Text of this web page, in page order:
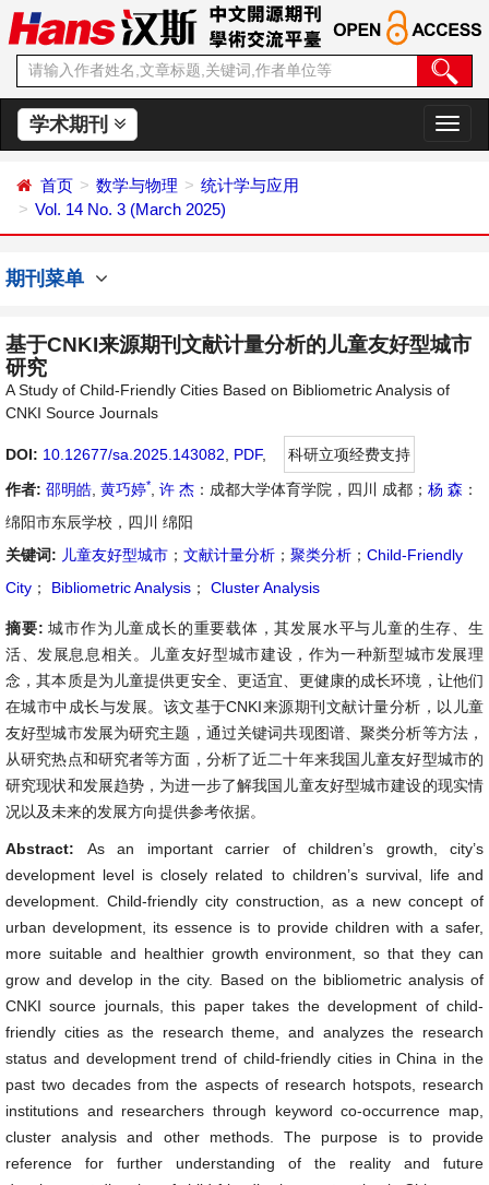
学术期刊
切
换
首页 数学与物理
统计学与应用
Vol. 14 No. 3 (March 2025)
期刊菜单
基于CNKI来源期刊文献计量分析的儿童友好型城市
研究
A Study of Child-Friendly Cities Based on Bibliometric Analysis of
CNKI Source Journals
DOI: 10.12677/sa.2025.143082 PDF,
科研立项经费支持
作者: 邵明皓 黄巧婷* 许 杰 ：成都大学体育学院，四川 成都； 杨 森 ：
绵阳市东辰学校，四川 绵阳
关键词: 儿童友好型城市 ； 文献计量分析 ； 聚类分析 ； Child-Friendly
City ； Bibliometric Analysis ； Cluster Analysis
摘要:城市作为儿童成长的重要载体，其发展水平与儿童的生存、生
活、发展息息相关。儿童友好型城市建设，作为一种新型城市发展理
念，其本质是为儿童提供更安全、更适宜、更健康的成长环境，让他们
在城市中成长与发展。该文基于CNKI来源期刊文献计量分析，以儿童
友好型城市发展为研究主题，通过关键词共现图谱、聚类分析等方法，
从研究热点和研究者等方面，分析了近二十年来我国儿童友好型城市的
研究现状和发展趋势，为进一步了解我国儿童友好型城市建设的现实情
况以及未来的发展方向提供参考依据。
Abstract: As an important carrier of children’s growth, city’s
development level is closely related to children’s survival, life and
development. Child-friendly city construction, as a new concept of
urban development, its essence is to provide children with a safer,
more suitable and healthier growth environment, so that they can
grow and develop in the city. Based on the bibliometric analysis of
CNKI source journals, this paper takes the development of child-
friendly cities as the research theme, and analyzes the research
status and development trend of child-friendly cities in China in the
past two decades from the aspects of research hotspots, research
institutions and researchers through keyword co-occurrence map,
cluster analysis and other methods. The purpose is to provide
reference for further understanding of the reality and future